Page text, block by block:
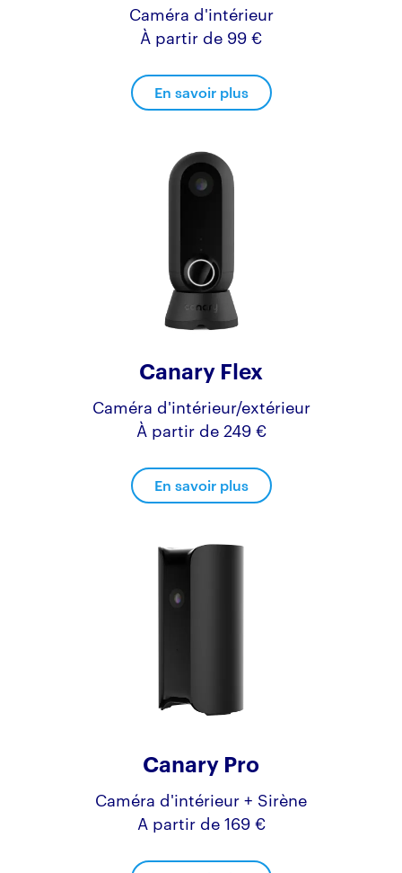
Caméra d'intérieur
À partir de 99 €
En savoir plus
Canary Flex
Caméra d'intérieur/extérieur
À partir de 249 €
En savoir plus
Canary Pro
Caméra d'intérieur + Sirène
A partir de 169 €